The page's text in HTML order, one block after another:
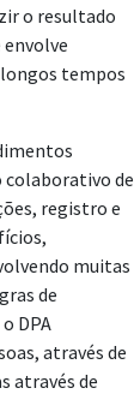
o resultado
tempos
colaborativo de
registro e
muitas
de
DPA
através de
através de